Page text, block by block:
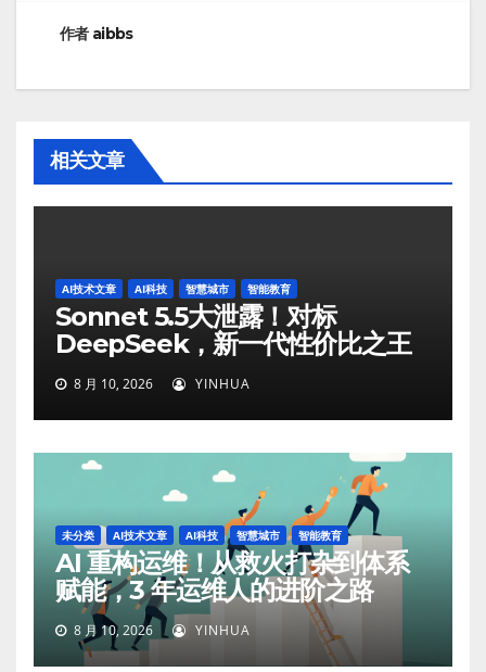
航
作者 aibbs
相关文章
AI技术文章 AI科技 智慧城市 智能教育
Sonnet 5.5大泄露！对标
DeepSeek，新一代性价比之王
8 月 10, 2026 YINHUA
未分类 AI技术文章 AI科技 智慧城市 智能教育
AI 重构运维！从救火打杂到体系
赋能，3 年运维人的进阶之路
8 月 10, 2026 YINHUA